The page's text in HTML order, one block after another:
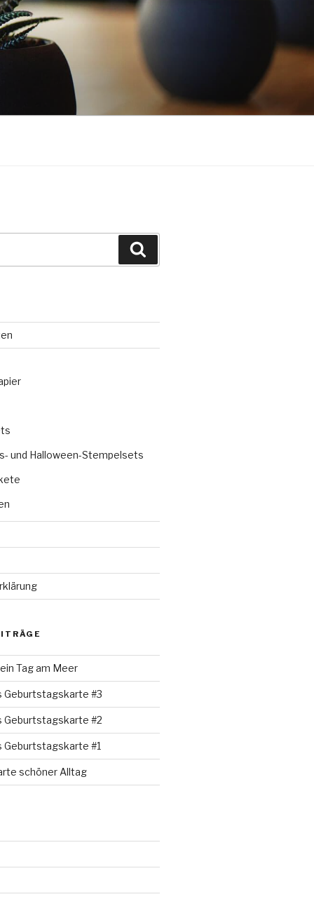
und Halloween-Stempelsets
Tag am Meer
Geburtstagskarte #3
Geburtstagskarte #2
Geburtstagskarte #1
schöner Alltag